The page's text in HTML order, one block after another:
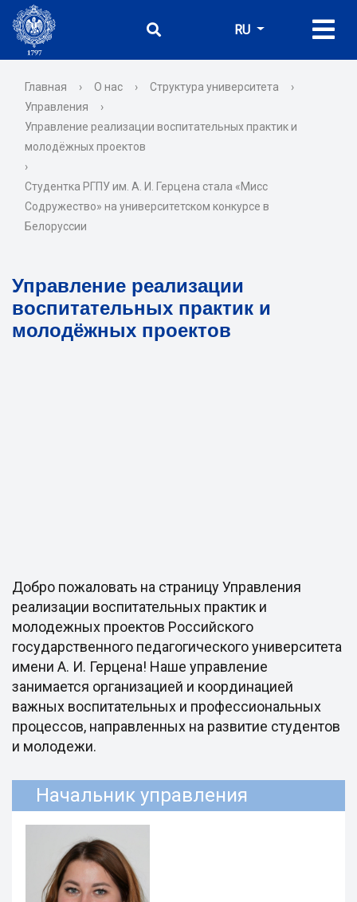
RU
Главная › О нас › Структура университета
›
Управления
›
Управление реализации воспитательных практик и
молодёжных проектов
›
Студентка РГПУ им. А. И. Герцена стала «Мисс
Содружество» на университетском конкурсе в
Белоруссии
Управление реализации
воспитательных практик и
молодёжных проектов
Добро пожаловать на страницу Управления
реализации воспитательных практик и
молодежных проектов Российского
государственного педагогического университета
имени А. И. Герцена! Наше управление
занимается организацией и координацией
важных воспитательных и профессиональных
процессов, направленных на развитие студентов
и молодежи.
Начальник управления